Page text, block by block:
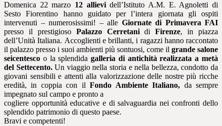
Domenica 22 marzo 12 allievidell’Istituto A.M. E. Agnoletti di
Sesto Fiorentino hanno guidato per l’intera giornata gli ospiti
intervenuti – numerosissimi! – alle Giornate di Primavera FAI
presso il prestigiosoPalazzo CerretanidiFirenze, in piazza
dell’Unità Italiana. Accoglienti e brillanti, i ragazzi hanno raccontato
il palazzo presso i suoi ambienti più sontuosi, come il grande salone
seicentesco o la splendidagalleria di antichità realizzata a metà
del Settecento.Un viaggio nella storia e nella bellezza, condotto da
giovani sensibili e attenti alla valorizzazione delle nostre più ricche
eredità, in coppia con ilFondo Ambiente Italiano, da sempre
impegnato sul campo e pronto a
cogliere opportunità educative e di salvaguardia nei confronti dello
splendido patrimonio di questo paese.
Bravi e competenti!